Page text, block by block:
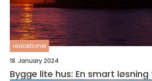
redaktionel
18. January 2024
Bygge lite hus: En smart